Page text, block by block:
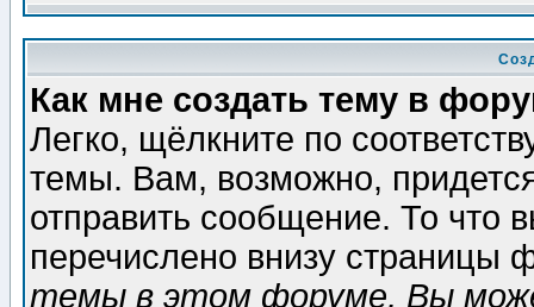
Как мне создать тему в
Легко, щёлкните по
темы. Вам, возможно,
отправить сообщение. То что
перечислено внизу страницы
темы в этом форуме, Вы